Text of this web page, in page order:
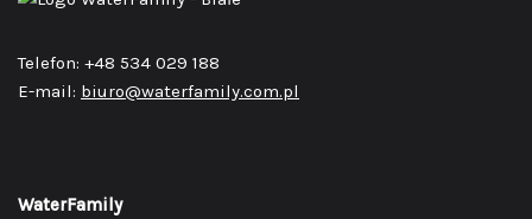
Telefon: +48 534 029 188
E-mail: biuro@waterfamily.com.pl
WaterFamily